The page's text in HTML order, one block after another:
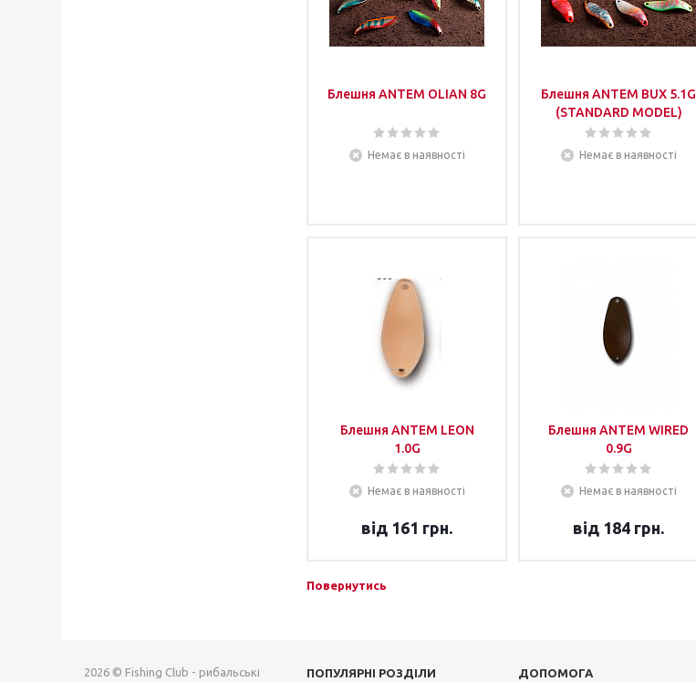
Блешня ANTEM OLIAN 8G
Немає в наявності
Блешня ANTEM BUX 5.1G
(STANDARD MODEL)
Немає в наявності
Блешня ANTEM LEON
1.0G
Немає в наявності
від 161 грн.
Блешня ANTEM WIRED
0.9G
Немає в наявності
від 184 грн.
Повернутись
2026 © Fishing Club - рибальські ПОПУЛЯРНІ РОЗДІЛИ ДОПОМОГА